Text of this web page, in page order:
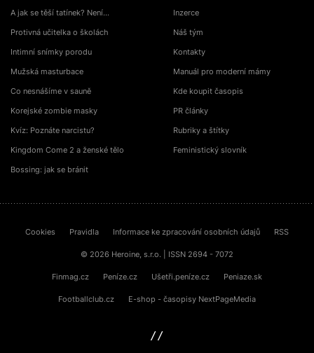
A jak se těší tatínek? Není…
Protivná učitelka o školách
Intimní snímky porodu
Mužská masturbace
Co nesnášíme v sauně
Korejské zombie masky
Kvíz: Poznáte narcistu?
Kingdom Come 2 a ženské tělo
Bossing: jak se bránit
Inzerce
Náš tým
Kontakty
Manuál pro moderní mámy
Kde koupit časopis
PR články
Rubriky a štítky
Feministický slovník
Cookies Pravidla Informace ke zpracování osobních údajů RSS
© 2026 Heroine, s.r.o. | ISSN 2694 - 7072
Finmag.cz Peníze.cz Ušetři.peníze.cz Peniaze.sk
Footballclub.cz E-shop - časopisy NextPageMedia